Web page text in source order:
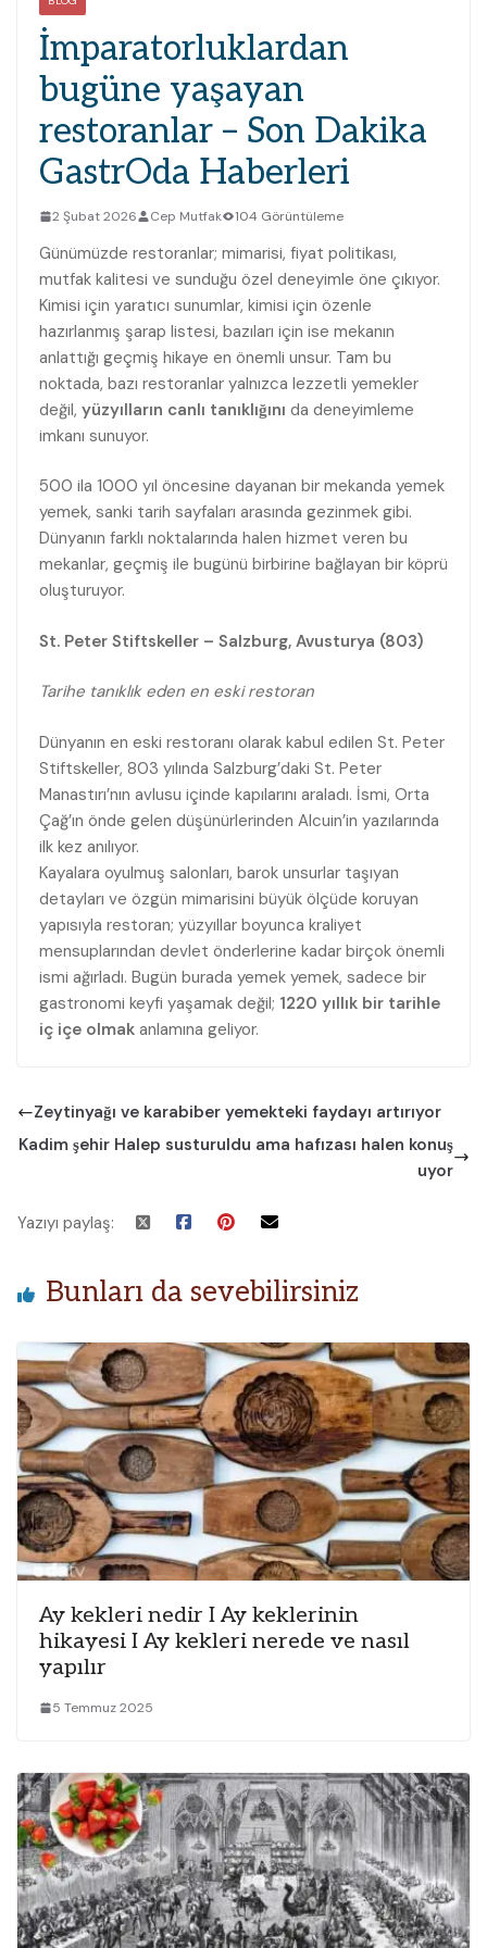
İmparatorluklardan
bugüne yaşayan
restoranlar – Son Dakika
GastrOda Haberleri
2 Şubat 2026 Cep Mutfak 104 Görüntüleme
Günümüzde restoranlar; mimarisi, fiyat politikası,
mutfak kalitesi ve sunduğu özel deneyimle öne çıkıyor.
Kimisi için yaratıcı sunumlar, kimisi için özenle
hazırlanmış şarap listesi, bazıları için ise mekanın
anlattığı geçmiş hikaye en önemli unsur. Tam bu
noktada, bazı restoranlar yalnızca lezzetli yemekler
değil, yüzyılların canlı tanıklığını da deneyimleme
imkanı sunuyor.
500 ila 1000 yıl öncesine dayanan bir mekanda yemek
yemek, sanki tarih sayfaları arasında gezinmek gibi.
Dünyanın farklı noktalarında halen hizmet veren bu
mekanlar, geçmiş ile bugünü birbirine bağlayan bir köprü
oluşturuyor.
St. Peter Stiftskeller – Salzburg, Avusturya (803)
Tarihe tanıklık eden en eski restoran
Dünyanın en eski restoranı olarak kabul edilen St. Peter
Stiftskeller, 803 yılında Salzburg’daki St. Peter
Manastırı’nın avlusu içinde kapılarını araladı. İsmi, Orta
Çağ’ın önde gelen düşünürlerinden Alcuin’in yazılarında
ilk kez anılıyor.
Kayalara oyulmuş salonları, barok unsurlar taşıyan
detayları ve özgün mimarisini büyük ölçüde koruyan
yapısıyla restoran; yüzyıllar boyunca kraliyet
mensuplarından devlet önderlerine kadar birçok önemli
ismi ağırladı. Bugün burada yemek yemek, sadece bir
gastronomi keyfi yaşamak değil; 1220 yıllık bir tarihle
iç içe olmak anlamına geliyor.
Zeytinyağı ve karabiber yemekteki faydayı artırıyor
Kadim şehir Halep susturuldu ama hafızası halen konuş
uyor
Yazıyı paylaş:
Bunları da sevebilirsiniz
Ay kekleri nedir I Ay keklerinin
hikayesi I Ay kekleri nerede ve nasıl
yapılır
5 Temmuz 2025